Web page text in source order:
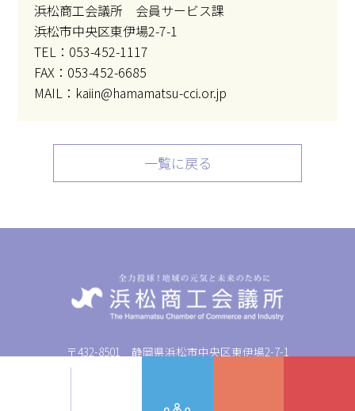
浜松商工会議所 会員サービス課
浜松市中央区東伊場2-7-1
TEL：053-452-1117
FAX：053-452-6685
MAIL：kaiin@hamamatsu-cci.or.jp
一覧に戻る
〒432-8501 静岡県浜松市中央区東伊場2-7-1